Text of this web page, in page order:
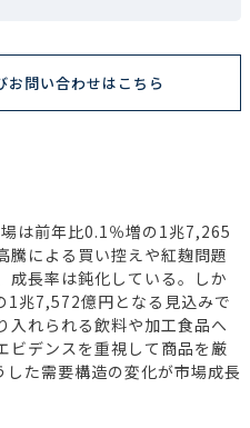
お問い合わせはこちら
は前年比0.1％増の1兆7,265
騰による買い控えや紅麹問題
成長率は鈍化している。しか
1兆7,572億円となる見込みで
入れられる飲料や加工食品へ
ビデンスを重視して商品を厳
た需要構造の変化が市場成長